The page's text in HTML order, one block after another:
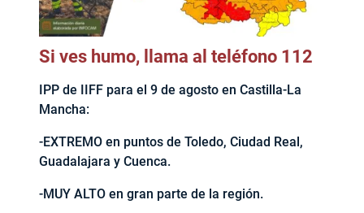
Si ves humo, llama al teléfono 112
IPP de IIFF para el 9 de agosto en Castilla-La
Mancha:
-EXTREMO en puntos de Toledo, Ciudad Real,
Guadalajara y Cuenca.
-MUY ALTO en gran parte de la región.